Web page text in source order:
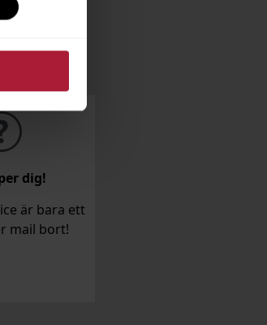
dig!
är bara ett
mail bort!